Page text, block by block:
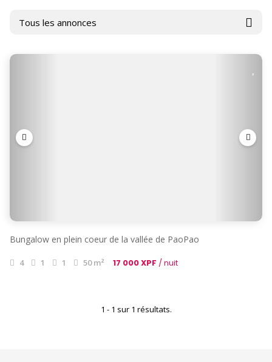
Bungalow en plein coeur de la vallée de PaoPao
4 1 1 50 m² 17 000 XPF / nuit
1 - 1 sur 1 résultats.